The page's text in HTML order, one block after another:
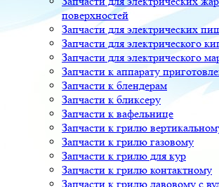
поверхностей
Запчасти для электрических
Запчасти для электрического
Запчасти для электрического
Запчасти к аппарату
Запчасти к блендерам
Запчасти к бликсеру
Запчасти к вафельнице
Запчасти к грилю
Запчасти к грилю газовому
Запчасти к грилю для кур
Запчасти к грилю контактному
Запчасти к грилю лавовому с